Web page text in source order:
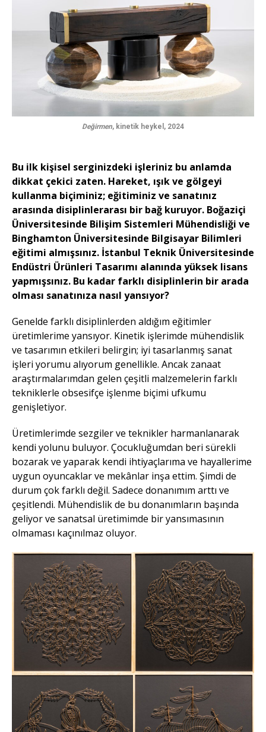
Değirmen, kinetik heykel, 2024
Bu ilk kişisel serginizdeki işleriniz bu anlamda
dikkat çekici zaten. Hareket, ışık ve gölgeyi
kullanma biçiminiz; eğitiminiz ve sanatınız
arasında disiplinlerarası bir bağ kuruyor. Boğaziçi
Üniversitesinde Bilişim Sistemleri Mühendisliği ve
Binghamton Üniversitesinde Bilgisayar Bilimleri
eğitimi almışsınız. İstanbul Teknik Üniversitesinde
Endüstri Ürünleri Tasarımı alanında yüksek lisans
yapmışsınız. Bu kadar farklı disiplinlerin bir arada
olması sanatınıza nasıl yansıyor?
Genelde farklı disiplinlerden aldığım eğitimler
üretimlerime yansıyor. Kinetik işlerimde mühendislik
ve tasarımın etkileri belirgin; iyi tasarlanmış sanat
işleri yorumu alıyorum genellikle. Ancak zanaat
araştırmalarımdan gelen çeşitli malzemelerin farklı
tekniklerle obsesifçe işlenme biçimi ufkumu
genişletiyor.
Üretimlerimde sezgiler ve teknikler harmanlanarak
kendi yolunu buluyor. Çocukluğumdan beri sürekli
bozarak ve yaparak kendi ihtiyaçlarıma ve hayallerime
uygun oyuncaklar ve mekânlar inşa ettim. Şimdi de
durum çok farklı değil. Sadece donanımım arttı ve
çeşitlendi. Mühendislik de bu donanımların başında
geliyor ve sanatsal üretimimde bir yansımasının
olmaması kaçınılmaz oluyor.